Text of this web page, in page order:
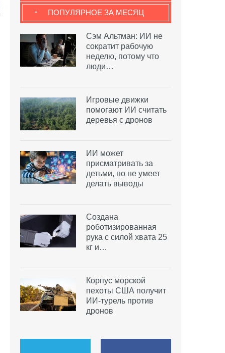
ПОПУЛЯРНОЕ ЗА МЕСЯЦ
-
Сэм Альтман: ИИ не
сократит рабочую
неделю, потому что
люди…
Игровые движки
помогают ИИ считать
деревья с дронов
ИИ может
присматривать за
детьми, но не умеет
делать выводы
Создана
роботизированная
рука с силой хвата 25
кг и…
Корпус морской
пехоты США получит
ИИ-турель против
дронов